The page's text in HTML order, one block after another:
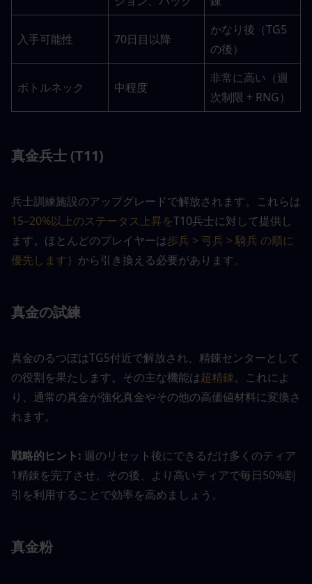
入手可能性 70日目以降
かなり後（TG5
の後）
ボトルネック 中程度
非常に高い（週
次制限 + RNG）
真金兵士 (T11)
兵士訓練施設のアップグレードで解放されます。これらは
15–20%以上のステータス上昇をT10兵士に対して提供し
ます。ほとんどのプレイヤーは歩兵 > 弓兵 > 騎兵 の順に
優先します）から引き換える必要があります。
真金の試練
真金のるつぼはTG5付近で解放され、精錬センターとして
の役割を果たします。その主な機能は超精錬。これによ
り、通常の真金が強化真金やその他の高価値材料に変換さ
れます。
戦略的ヒント: 週のリセット後にできるだけ多くのティア
1精錬を完了させ、その後、より高いティアで毎日50%割
引を利用することで効率を高めましょう。
真金粉